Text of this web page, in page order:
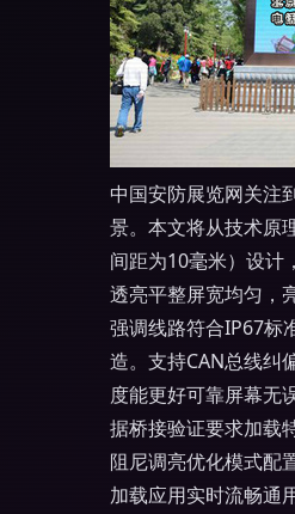
中国安防展览网关注
景。本文将从技术原
间距为10毫米）设计
透亮平整屏宽均匀，
强调线路符合IP67标
造。支持CAN总线纠
度能更好可靠屏幕无
据桥接验证要求加载
阻尼调亮优化模式配
加载应用实时流畅通